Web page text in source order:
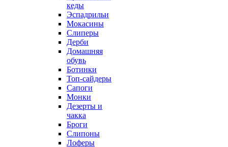
кеды
Эспадрильи
Мокасины
Слиперы
Дерби
Домашняя
обувь
Ботинки
Топ-сайдеры
Сапоги
Монки
Дезерты и
чакка
Броги
Слипоны
Лоферы